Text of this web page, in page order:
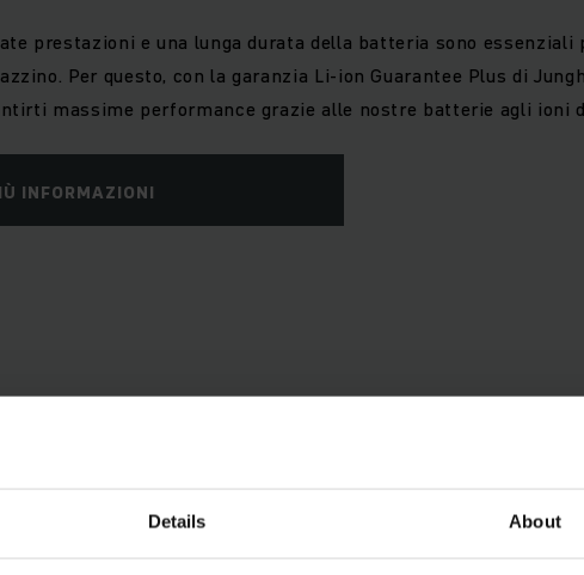
Details About
prestazioni e una lunga durata della batteria sono essenziali
Per questo, con la garanzia Li-ion Guarantee Plus di
massime performance grazie alle nostre batterie agli ioni
INFORMAZIONI
Vantaggi
Trucks
i dati dei tuoi carrelli per risparmiare tempo, energia e